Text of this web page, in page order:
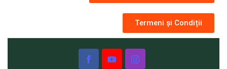
Termeni și Condiții